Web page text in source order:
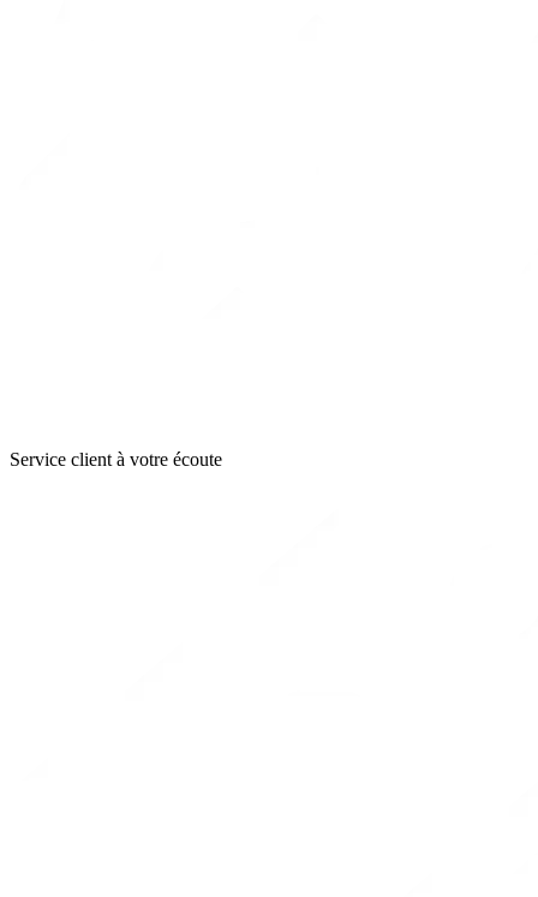
Service client à votre écoute